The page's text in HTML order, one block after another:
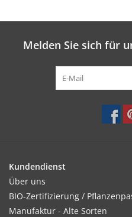
Melden Sie sich für
Kundendienst
Über uns
BIO-Zertifizierung /
Manufaktur - Alte Sorten